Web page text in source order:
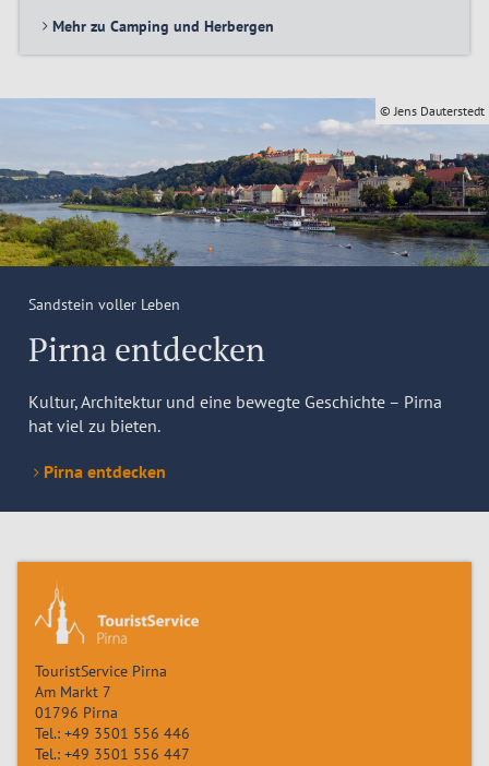
Mehr zu Camping und Herbergen
© Jens Dauterstedt
Sandstein voller Leben
Pirna entdecken
Kultur, Architektur und eine bewegte Geschichte – Pirna
hat viel zu bieten.
Pirna entdecken
TouristService Pirna
Am Markt 7
01796 Pirna
Tel.: +49 3501 556 446
Tel.: +49 3501 556 447